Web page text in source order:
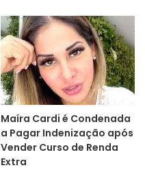
Maíra Cardi é Condenada
a Pagar Indenização após
Vender Curso de Renda
Extra